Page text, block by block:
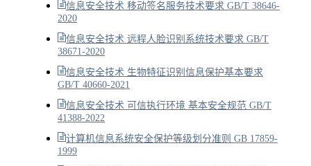
信息安全技术 移动签名服务技术要求 GB/T 38646-
2020
信息安全技术 远程人脸识别系统技术要求 GB/T
38671-2020
信息安全技术 生物特征识别信息保护基本要求
GB/T 40660-2021
信息安全技术 可信执行环境 基本安全规范 GB/T
41388-2022
计算机信息系统安全保护等级划分准则 GB 17859-
1999